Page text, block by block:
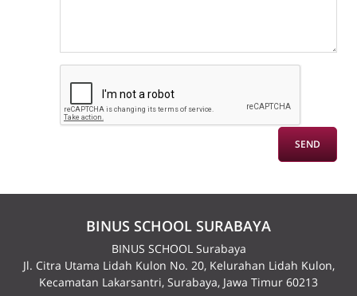
BINUS SCHOOL SURABAYA
BINUS SCHOOL Surabaya
Jl. Citra Utama Lidah Kulon No. 20, Kelurahan Lidah Kulon,
Kecamatan Lakarsantri, Surabaya, Jawa Timur 60213